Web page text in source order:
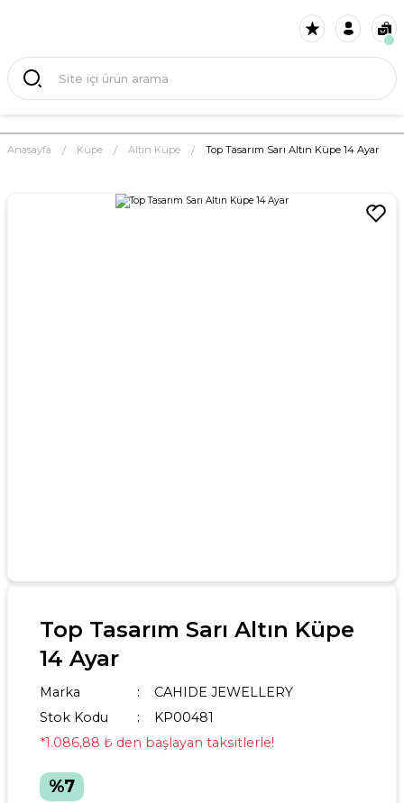
Anasayfa Küpe Altın Küpe Top Tasarım Sarı Altın Küpe 14 Ayar
Top Tasarım Sarı Altın Küpe
14 Ayar
Marka
CAHIDE JEWELLERY
Stok Kodu
KP00481
*1.086,88 ₺ den başlayan taksitlerle!
%7